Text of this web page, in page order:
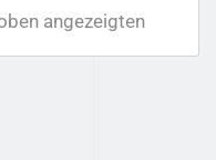
angezeigten